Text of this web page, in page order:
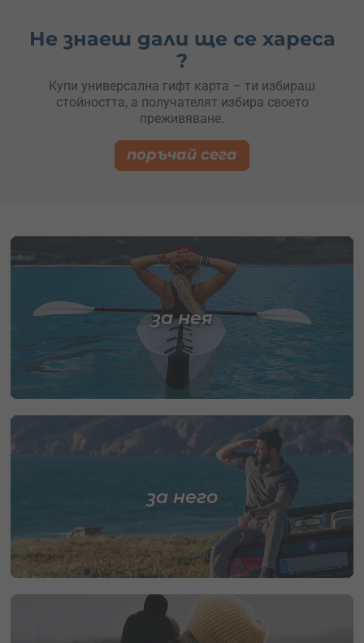
Не знаеш дали ще се хареса
?
Купи универсална гифт карта – ти избираш
стойността, а получателят избира своето
преживяване.
поръчай сега
за нея
за него